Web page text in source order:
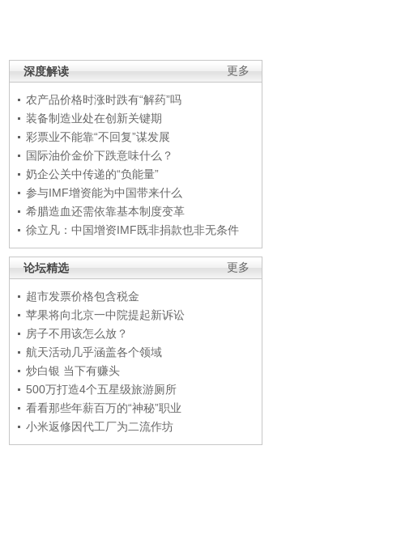
更多
深度解读
农产品价格时涨时跌有“解药”吗
装备制造业处在创新关键期
彩票业不能靠“不回复”谋发展
国际油价金价下跌意味什么？
奶企公关中传递的“负能量”
参与IMF增资能为中国带来什么
希腊造血还需依靠基本制度变革
徐立凡：中国增资IMF既非捐款也非无条件
更多
论坛精选
超市发票价格包含税金
苹果将向北京一中院提起新诉讼
房子不用该怎么放？
航天活动几乎涵盖各个领域
炒白银 当下有赚头
500万打造4个五星级旅游厕所
看看那些年薪百万的“神秘”职业
小米返修因代工厂为二流作坊